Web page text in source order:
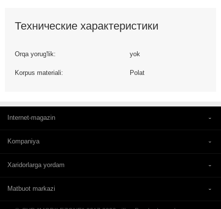
Технические характеристики
Orqa yorug'lik: yok
Korpus materiali: Polat
Internet-magazin
Kompaniya
Xaridorlarga yordam
Matbuot markazi